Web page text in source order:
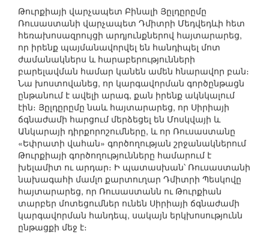
Թուրքիայի վարչապետ Բինալի Յըլդըրըմը
Ռուսաստանի վարչապետ Դմիտրի Մեդվեդևի հետ
հեռախոսազրույցի արդյունքներով հայտարարեց,
որ իրենք պայմանավորվել են հանդիպել մոտ
ժամանակներս և հարաբերությունների
բարելավման համար կանեն ամեն հնարավոր բան։
Նա խոստովանեց, որ կարգավորման գործընթացն
ընթանում է ավելի արագ, քան իրենք ակնկալում
էին։ Յըլդըրըմը նաև հայտարարեց, որ Սիրիայի
ճգնաժամի հարցում մերձեցել են Մոսկվայի և
Անկարայի դիրքորոշումները, և որ Ռուսաստանը
«Եփրատի վահան» գործողության շրջանակներում
Թուրքիայի գործողությունները համարում է
խելամիտ ու արդար։ Ի պատասխան՝ Ռուսաստանի
նախագահի մամլո քարտուղար Դմիտրի Պեսկովը
հայտարարեց, որ Ռուսաստանն ու Թուրքիան
տարբեր մոտեցումներ ունեն Սիրիայի ճգնաժամի
կարգավորման հանդեպ, սակայն երկխոսությունն
ընթացքի մեջ է։